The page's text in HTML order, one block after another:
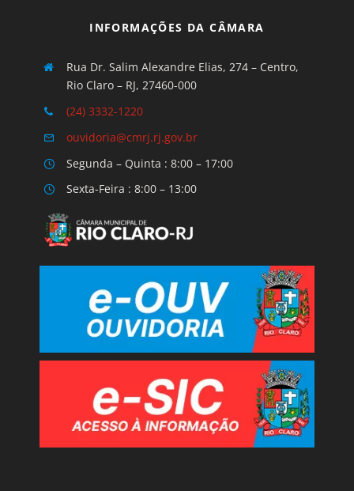
INFORMAÇÕES DA CÂMARA
Rua Dr. Salim Alexandre Elias, 274 – Centro,
Rio Claro – RJ, 27460-000
(24) 3332-1220
ouvidoria@cmrj.rj.gov.br
Segunda – Quinta : 8:00 – 17:00
Sexta-Feira : 8:00 – 13:00